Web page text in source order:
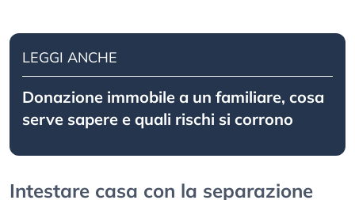
LEGGI ANCHE
Donazione immobile a un familiare, cosa
serve sapere e quali rischi si corrono
Intestare casa con la separazione